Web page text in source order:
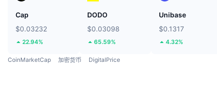
Cap
$0.03232
22.94%
DODO
$0.03098
65.59%
Unibase
$0.1317
4.32%
CoinMarketCap 加密货币 DigitalPrice